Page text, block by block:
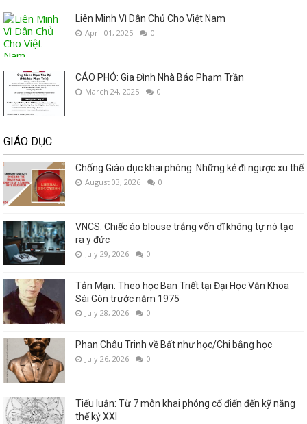
Liên Minh Vì Dân Chủ Cho Việt Nam
April 01, 2025 0
CÁO PHÓ: Gia Đình Nhà Báo Phạm Trần
March 24, 2025 0
GIÁO DỤC
Chống Giáo dục khai phóng: Những kẻ đi ngược xu thế
August 03, 2026 0
VNCS: Chiếc áo blouse trắng vốn dĩ không tự nó tạo
ra y đức
July 29, 2026 0
Tản Mạn: Theo học Ban Triết tại Đại Học Văn Khoa
Sài Gòn trước năm 1975
July 28, 2026 0
Phan Châu Trinh về Bất như học/Chi bằng học
July 26, 2026 0
Tiểu luận: Từ 7 môn khai phóng cổ điển đến kỹ năng
thế kỷ XXI